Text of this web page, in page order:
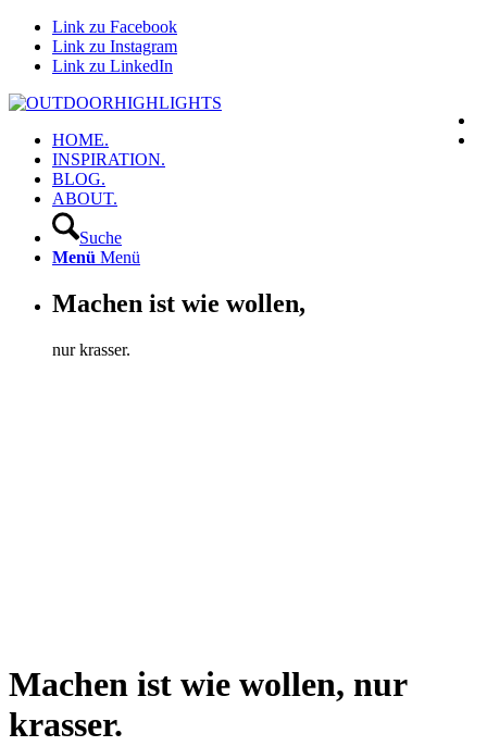
Link zu Facebook
Link zu Instagram
Link zu LinkedIn
HOME.
INSPIRATION.
BLOG.
ABOUT.
Suche
Menü Menü
Machen ist wie wollen,
nur krasser.
Machen ist wie wollen, nur
krasser.